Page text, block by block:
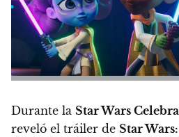
Durante la Star Wars
reveló el tráiler de Star